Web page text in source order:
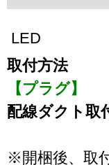
LED
取付方法
【プラグ】
配線ダクト取
※開梱後、取